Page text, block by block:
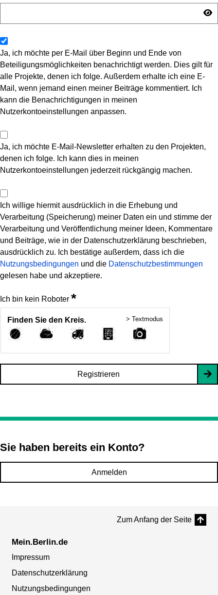
Ja, ich möchte per E-Mail über Beginn und Ende von
Beteiligungsmöglichkeiten benachrichtigt werden. Dies gilt für
alle Projekte, denen ich folge. Außerdem erhalte ich eine E-
Mail, wenn jemand einen meiner Beiträge kommentiert. Ich
kann die Benachrichtigungen in meinen
Nutzerkontoeinstellungen anpassen.
Ja, ich möchte E-Mail-Newsletter erhalten zu den Projekten,
denen ich folge. Ich kann dies in meinen
Nutzerkontoeinstellungen jederzeit rückgängig machen.
Ich willige hiermit ausdrücklich in die Erhebung und
Verarbeitung (Speicherung) meiner Daten ein und stimme der
Verarbeitung und Veröffentlichung meiner Ideen, Kommentare
und Beiträge, wie in der Datenschutzerklärung beschrieben,
ausdrücklich zu. Ich bestätige außerdem, dass ich die
Nutzungsbedingungen und die Datenschutzbestimmungen
gelesen habe und akzeptiere.
Ich bin kein Roboter *
Finden Sie den Kreis. > Textmodus
Registrieren
Sie haben bereits ein Konto?
Anmelden
Zum Anfang der Seite
Mein.Berlin.de
Impressum
Datenschutzerklärung
Nutzungsbedingungen